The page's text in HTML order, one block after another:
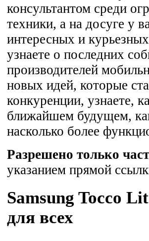
консультантом среди
техники, а на досуге у
интересных и
узнаете о последних
производителей
новых идей, которые
конкуренции, узнаете,
ближайшем будущем,
насколько более
Разрешено только
указанием прямой
Samsung Tocco
для всех